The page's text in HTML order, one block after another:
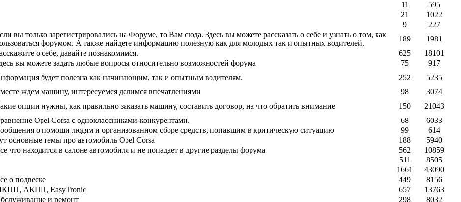
11
595
21
1022
9
227
вы только зарегистрировались на Форуме, то Вам сюда. Здесь вы можете рассказать о себе и узнать о том, как
форумом. А также найдете информацию полезную как для молодых так и опытных водителей.
189
1981
о себе, давайте познакомимся. 625
18101
вы можете задать любые вопросы относительно возможностей форума 75
917
будет полезна как начинающим, так и опытным водителям. 252
5235
ждем машину, интересуемся делимся впечатлениями 98
3074
опции нужны, как правильно заказать машину, составить договор, на что обратить внимание 150
21043
Opel Corsa с одноклассниками-конкурентами. 68
6033
о помощи людям и организованном сборе средств, попавшим в критическую ситуацию 99
614
основные темы про автомобиль Opel Corsa 188
5940
что находится в салоне автомобиля и не попадает в другие разделы форума 562
10859
511
8505
1661
43090
о подвеске 449
8156
АКПП, EasyTronic 657
13763
и ремонт 298
8032